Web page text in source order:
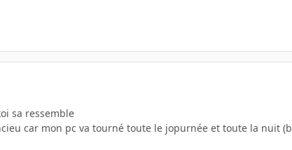
sa ressemble
car mon pc va tourné toute le jopurnée et toute la nuit